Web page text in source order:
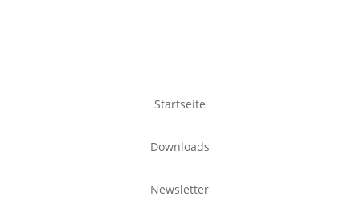
Startseite
Downloads
Newsletter